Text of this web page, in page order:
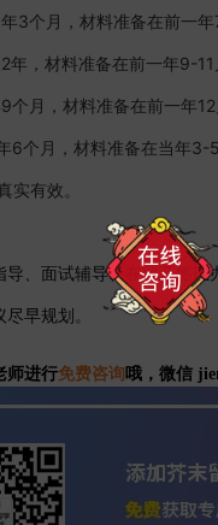
3个月，材料准备在前一
年，材料准备在前一年9-
个月，材料准备在前一年
6个月，材料准备在当年3-
实有效。
、面试辅导、在留及签
早规划。
师进行免费咨询 哦，微信